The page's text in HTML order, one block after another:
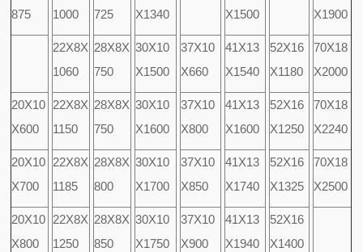
875
1000
725
X1340
X1500
X1900
22X8X
1060
28X8X
750
30X10
X1500
37X10
X660
41X13
X1540
52X16
X1180
70X18
X2000
20X10
X600
22X8X
1150
28X8X
750
30X10
X1600
37X10
X800
41X13
X1600
52X16
X1250
70X18
X2240
20X10
X700
22X8X
1185
28X8X
800
30X10
X1700
37X10
X850
41X13
X1740
52X16
X1325
70X18
X2500
20X10
X800
22X8X
1250
28X8X
850
30X10
X1750
37X10
X900
41X13
X1940
52X16
X1400